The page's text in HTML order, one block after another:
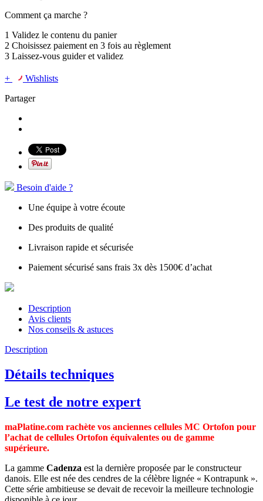
Comment ça marche ?
1 Validez le contenu du panier
2 Choisissez paiement en 3 fois au règlement
3 Laissez-vous guider et validez
+
Wishlists
Partager
Besoin d'aide ?
Une équipe à votre écoute
Des produits de qualité
Livraison rapide et sécurisée
Paiement sécurisé sans frais 3x dès 1500€ d’achat
Description
Avis clients
Nos conseils & astuces
Description
Détails techniques
Le test de notre expert
maPlatine.com rachète vos anciennes cellules MC Ortofon pour
l’achat de cellules Ortofon équivalentes ou de gamme
supérieure.
La gamme Cadenza est la dernière proposée par le constructeur
danois. Elle est née des cendres de la célèbre lignée « Kontrapunk ».
Cette série ambitieuse se devait de recevoir la meilleure technologie